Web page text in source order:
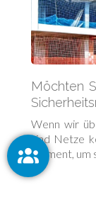
Möchten
Wenn wir
sind Netze
Element, um